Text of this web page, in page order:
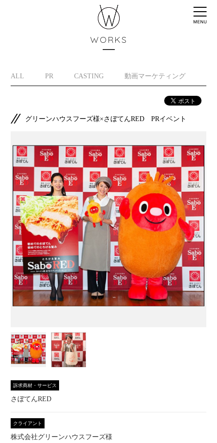
WORKS
ALL PR CASTING 動画マーケティング
グリーンハウスフーズ様×さぼてんRED PRイベント
訴求商材・サービス
さぼてんRED
クライアント
株式会社グリーンハウスフーズ様